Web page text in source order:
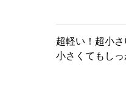
超軽い！超小
小さくてもしっ